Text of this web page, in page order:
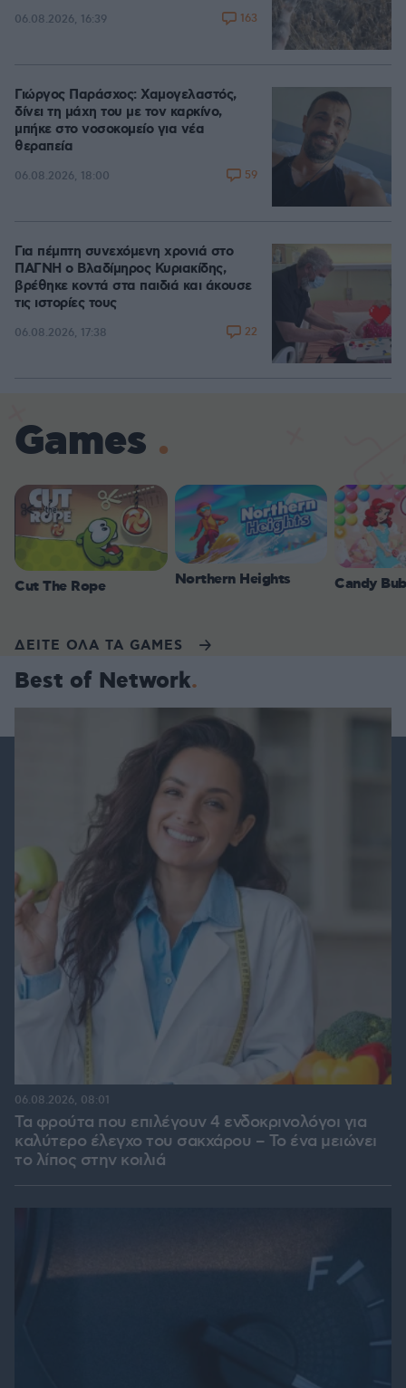
06.08.2026, 16:39 163
Γιώργος Παράσχος: Χαμογελαστός,
δίνει τη μάχη του με τον καρκίνο,
μπήκε στο νοσοκομείο για νέα
θεραπεία
06.08.2026, 18:00 59
Για πέμπτη συνεχόμενη χρονιά στο
ΠΑΓΝΗ ο Βλαδίμηρος Κυριακίδης,
βρέθηκε κοντά στα παιδιά και άκουσε
τις ιστορίες τους
06.08.2026, 17:38 22
Games
Cut The Rope Northern Heights Candy
ΔΕΙΤΕ ΟΛΑ ΤΑ GAMES
Best of Network
Τα φρούτα που επιλέγουν 4 ενδοκρινολόγοι για
καλύτερο έλεγχο του σακχάρου – Το ένα μειώνει
το λίπος στην κοιλιά
06.08.2026, 08:01